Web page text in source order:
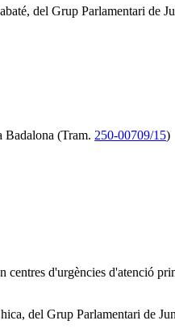
del Grup Parlamentari de
Badalona (Tram. 250-00709/15)
d'urgències d'atenció
del Grup Parlamentari de